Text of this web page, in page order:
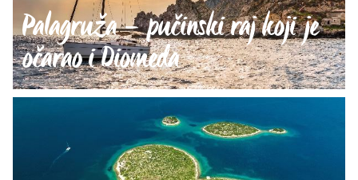
Palagruža – pučinski raj koji je
očarao i Diomeda